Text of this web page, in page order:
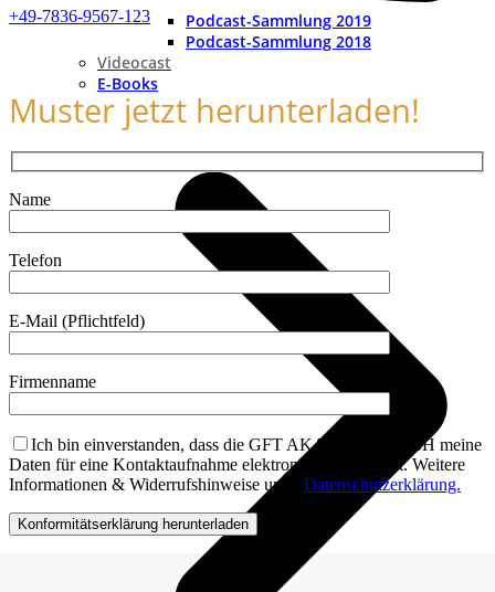
Podcast-Sammlung 2019
Podcast-Sammlung 2018
Videocast
E-Books
+49-7836-9567-123
Muster jetzt herunterladen!
Name
Telefon
E-Mail (Pflichtfeld)
Firmenname
Ich bin einverstanden, dass die GFT AKADEMIE GmbH meine
Daten für eine Kontaktaufnahme elektronisch verarbeitet. Weitere
Informationen & Widerrufshinweise unter Datenschutzerklärung.